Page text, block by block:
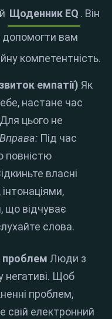
Щоденник EQ . Він
допомогти вам
компетентність.
емпатії) Як
настане час
цього не
Вправа: Під час
повністю
власні
що відчуває
слова.
проблем Люди з
негативі. Щоб
проблем,
свій електронний